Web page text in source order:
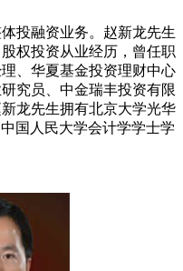
投融资业务。赵新龙先生
权投资从业经历，曾任职
、华夏基金投资理财中心
究员、中金瑞丰投资有限
龙先生拥有北京大学光华
国人民大学会计学学士学